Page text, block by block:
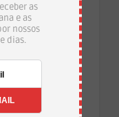
as
e as
nossos
dias.